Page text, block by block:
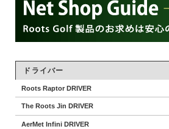
ドライバー
Roots Raptor DRIVER
The Roots Jin DRIVER
AerMet Infini DRIVER